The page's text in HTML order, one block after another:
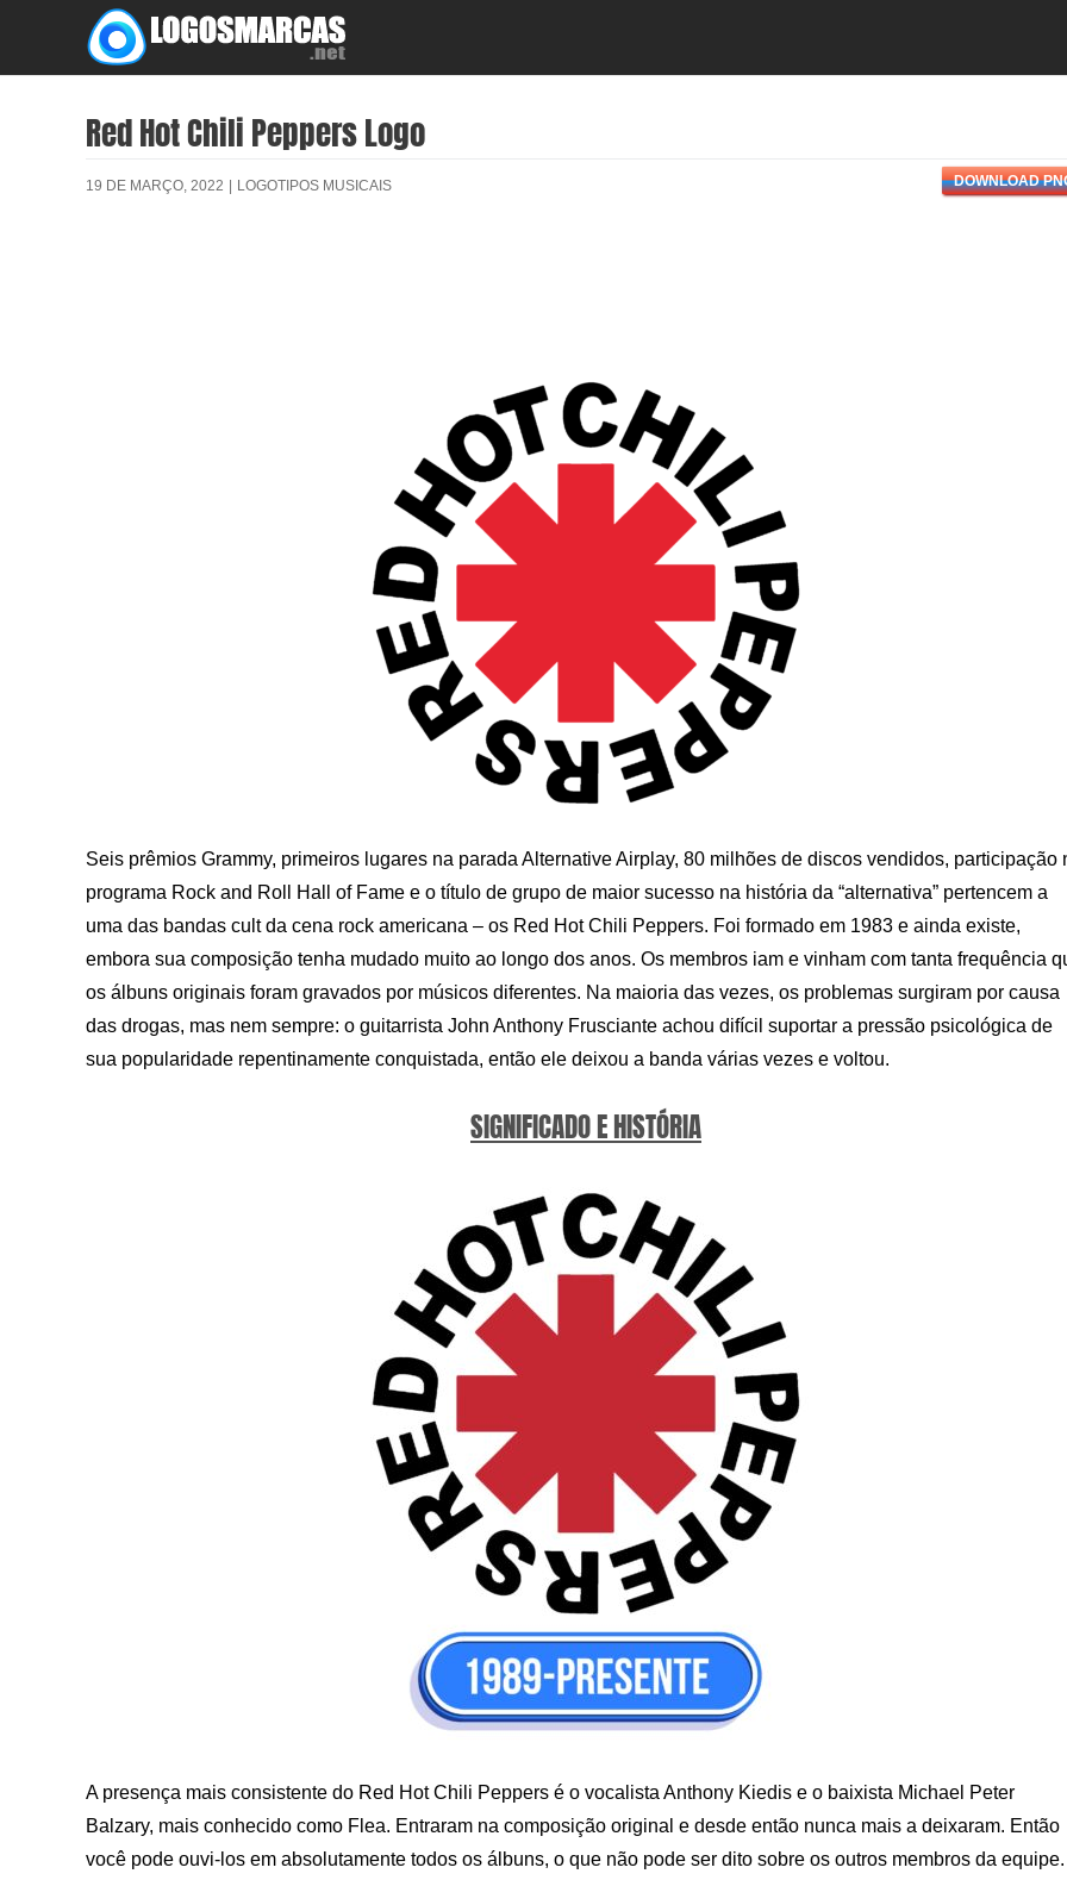
content
Red Hot Chili Peppers Logo
19 DE MARÇO, 2022 | LOGOTIPOS MUSICAIS DOWNLOAD
Seis prêmios Grammy, primeiros lugares na parada Alternative Airplay, 80 milhões de discos vendidos, participação
programa Rock and Roll Hall of Fame e o título de grupo de maior sucesso na história da “alternativa” pertencem a
uma das bandas cult da cena rock americana – os Red Hot Chili Peppers. Foi formado em 1983 e ainda existe,
embora sua composição tenha mudado muito ao longo dos anos. Os membros iam e vinham com tanta frequência
os álbuns originais foram gravados por músicos diferentes. Na maioria das vezes, os problemas surgiram por causa
das drogas, mas nem sempre: o guitarrista John Anthony Frusciante achou difícil suportar a pressão psicológica de
sua popularidade repentinamente conquistada, então ele deixou a banda várias vezes e voltou.
SIGNIFICADO E HISTÓRIA
A presença mais consistente do Red Hot Chili Peppers é o vocalista Anthony Kiedis e o baixista Michael Peter
Balzary, mais conhecido como Flea. Entraram na composição original e desde então nunca mais a deixaram. Então
você pode ouvi-los em absolutamente todos os álbuns, o que não pode ser dito sobre os outros membros da